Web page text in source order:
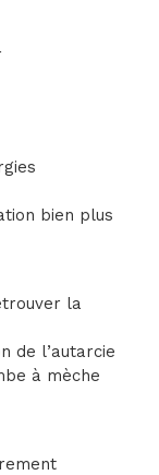
bien plus
la
de l’autarcie
à mèche